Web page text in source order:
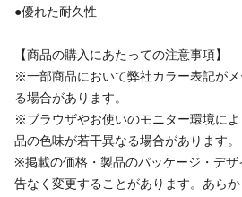
●優れた耐久性
【商品の購入にあたっての注意事項】
※一部商品において弊社カラー表記が
る場合があります。
※ブラウザやお使いのモニター環境に
品の色味が若干異なる場合があります。
※掲載の価格・製品のパッケージ・デ
告なく変更することがあります。あらか